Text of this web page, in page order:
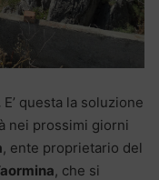
E’ questa la soluzione
nei prossimi giorni
, ente proprietario del
, che si